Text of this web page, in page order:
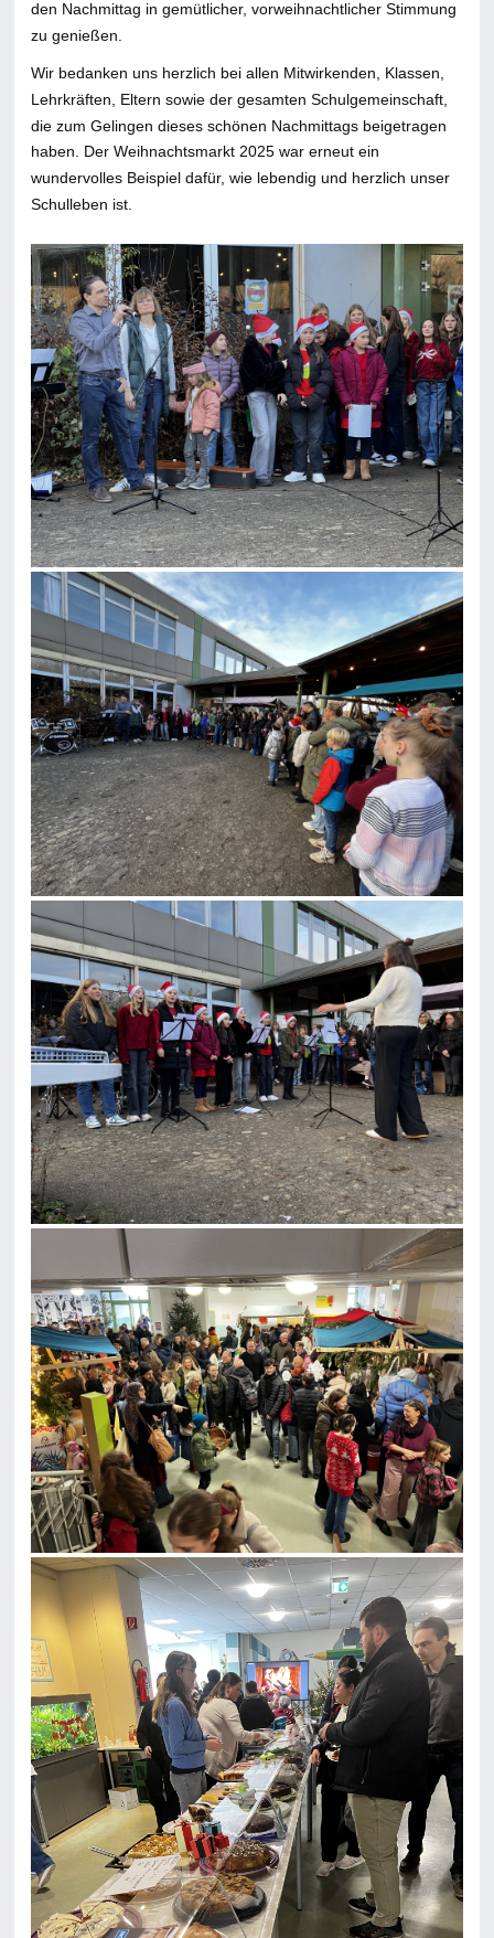
den Nachmittag in gemütlicher, vorweihnachtlicher Stimmung
zu genießen.
Wir bedanken uns herzlich bei allen Mitwirkenden, Klassen,
Lehrkräften, Eltern sowie der gesamten Schulgemeinschaft,
die zum Gelingen dieses schönen Nachmittags beigetragen
haben. Der Weihnachtsmarkt 2025 war erneut ein
wundervolles Beispiel dafür, wie lebendig und herzlich unser
Schulleben ist.